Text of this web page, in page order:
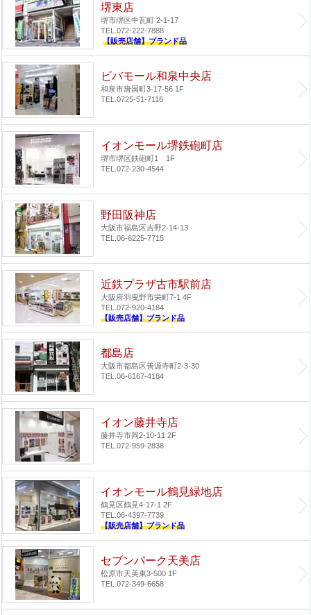
堺東店
堺市堺区中瓦町 2-1-17
TEL.072-222-7888
【販売店舗】ブランド品
ビバモール和泉中央店
和泉市唐国町3-17-56 1F
TEL.0725-51-7116
イオンモール堺鉄砲町店
堺市堺区鉄砲町1 1F
TEL.072-230-4544
野田阪神店
大阪市福島区吉野2-14-13
TEL.06-6225-7715
近鉄プラザ古市駅前店
大阪府羽曳野市栄町7-1 4F
TEL.072-920-4184
【販売店舗】ブランド品
都島店
大阪市都島区善源寺町2-3-30
TEL.06-6167-4184
イオン藤井寺店
藤井寺市岡2-10-11 2F
TEL.072-959-2838
イオンモール鶴見緑地店
鶴見区鶴見4-17-1 2F
TEL.06-4397-7739
【販売店舗】ブランド品
セブンパーク天美店
松原市天美東3-500 1F
TEL.072-349-6658